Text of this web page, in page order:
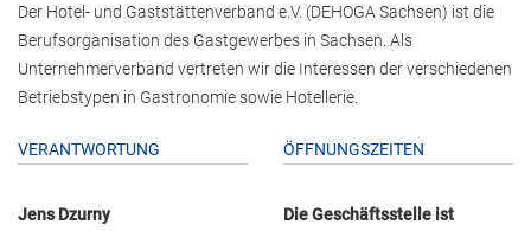
Der Hotel- und Gaststättenverband e.V. (DEHOGA Sachsen) ist die
Berufsorganisation des Gastgewerbes in Sachsen. Als
Unternehmerverband vertreten wir die Interessen der verschiedenen
Betriebstypen in Gastronomie sowie Hotellerie.
VERANTWORTUNG
Jens Dzurny
ÖFFNUNGSZEITEN
Die Geschäftsstelle ist